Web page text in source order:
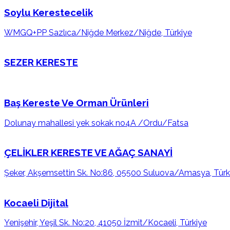
Soylu Kerestecelik
WMGQ+PP Sazlıca/Niğde Merkez/Niğde, Türkiye
SEZER KERESTE
Baş Kereste Ve Orman Ürünleri
Dolunay mahallesi yek sokak no4A /Ordu/Fatsa
ÇELİKLER KERESTE VE AĞAÇ SANAYİ
Şeker, Akşemsettin Sk. No:86, 05500 Suluova/Amasya,
Kocaeli Dijital
Yenişehir, Yeşil Sk. No:20, 41050 İzmit/Kocaeli, Türkiye